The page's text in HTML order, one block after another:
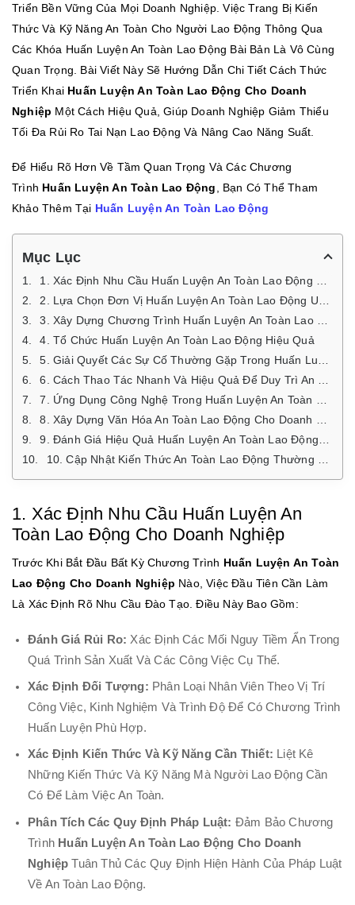
Triển Bền Vững Của Mọi Doanh Nghiệp. Việc Trang Bị Kiến
Thức Và Kỹ Năng An Toàn Cho Người Lao Động Thông Qua
Các Khóa Huấn Luyện An Toàn Lao Động Bài Bản Là Vô Cùng
Quan Trọng. Bài Viết Này Sẽ Hướng Dẫn Chi Tiết Cách Thức
Triển Khai Huấn Luyện An Toàn Lao Động Cho Doanh
Nghiệp Một Cách Hiệu Quả, Giúp Doanh Nghiệp Giảm Thiểu
Tối Đa Rủi Ro Tai Nạn Lao Động Và Nâng Cao Năng Suất.
Để Hiểu Rõ Hơn Về Tầm Quan Trọng Và Các Chương
Trình Huấn Luyện An Toàn Lao Động, Bạn Có Thể Tham
Khảo Thêm Tại Huấn Luyện An Toàn Lao Động
Mục Lục
1. Xác Định Nhu Cầu Huấn Luyện An Toàn Lao Động Cho Doanh Nghiệp
2. Lựa Chọn Đơn Vị Huấn Luyện An Toàn Lao Động Uy Tín
3. Xây Dựng Chương Trình Huấn Luyện An Toàn Lao Động Phù Hợp
4. Tổ Chức Huấn Luyện An Toàn Lao Động Hiệu Quả
5. Giải Quyết Các Sự Cố Thường Gặp Trong Huấn Luyện An Toàn Lao Động Cho Doanh Nghiệp
6. Cách Thao Tác Nhanh Và Hiệu Quả Để Duy Trì An Toàn Lao Động Tại Doanh Nghiệp
7. Ứng Dụng Công Nghệ Trong Huấn Luyện An Toàn Lao Động Cho Doanh Nghiệp
8. Xây Dựng Văn Hóa An Toàn Lao Động Cho Doanh Nghiệp
9. Đánh Giá Hiệu Quả Huấn Luyện An Toàn Lao Động Cho Doanh Nghiệp
10. Cập Nhật Kiến Thức An Toàn Lao Động Thường Xuyên
1. Xác Định Nhu Cầu Huấn Luyện An
Toàn Lao Động Cho Doanh Nghiệp
Trước Khi Bắt Đầu Bất Kỳ Chương Trình Huấn Luyện An Toàn
Lao Động Cho Doanh Nghiệp Nào, Việc Đầu Tiên Cần Làm
Là Xác Định Rõ Nhu Cầu Đào Tạo. Điều Này Bao Gồm:
Đánh Giá Rủi Ro: Xác Định Các Mối Nguy Tiềm Ẩn Trong
Quá Trình Sản Xuất Và Các Công Việc Cụ Thể.
Xác Định Đối Tượng: Phân Loại Nhân Viên Theo Vị Trí
Công Việc, Kinh Nghiệm Và Trình Độ Để Có Chương Trình
Huấn Luyện Phù Hợp.
Xác Định Kiến Thức Và Kỹ Năng Cần Thiết: Liệt Kê
Những Kiến Thức Và Kỹ Năng Mà Người Lao Động Cần
Có Để Làm Việc An Toàn.
Phân Tích Các Quy Định Pháp Luật: Đảm Bảo Chương
Trình Huấn Luyện An Toàn Lao Động Cho Doanh
Nghiệp Tuân Thủ Các Quy Định Hiện Hành Của Pháp Luật
Về An Toàn Lao Động.